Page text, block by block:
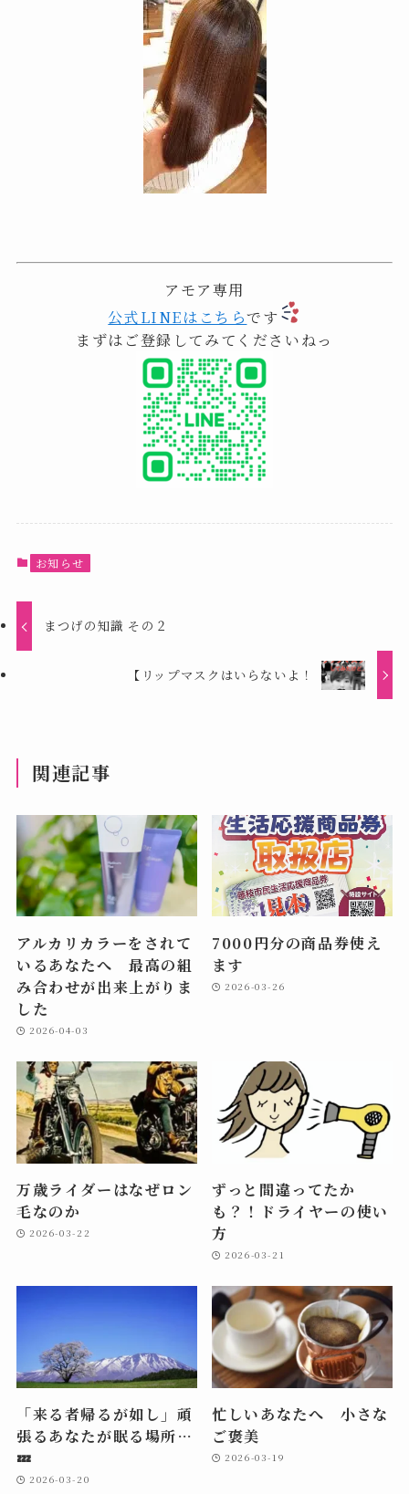
アモア専用
公式LINEはこちらです
まずはご登録してみてくださいねっ
お知らせ
まつげの知識 その２
【リップマスクはいらないよ！
関連記事
アルカリカラーをされて
いるあなたへ 最高の組
み合わせが出来上がりま
した
2026-04-03
7000円分の商品券使え
ます
2026-03-26
万歳ライダーはなぜロン
毛なのか
2026-03-22
ずっと間違ってたか
も？！ドライヤーの使い
方
2026-03-21
「来る者帰るが如し」頑
張るあなたが眠る場所…
💤
2026-03-20
忙しいあなたへ 小さな
ご褒美
2026-03-19